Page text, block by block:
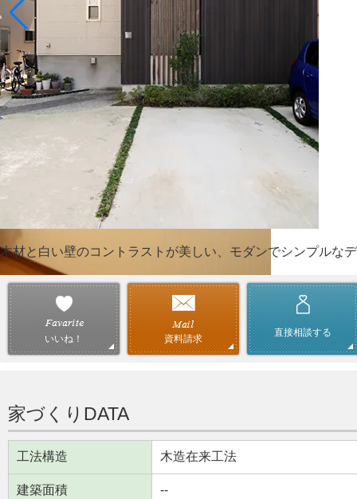
木材と白い壁のコントラストが美しい、モダンでシンプルな
いいね！ 資料請求
直接相談する
家づくりDATA
工法構造 木造在来工法
建築面積 --